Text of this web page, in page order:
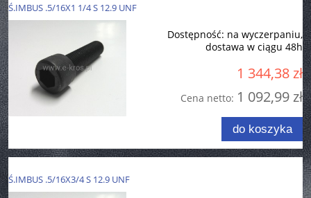
Ś.IMBUS .5/16X1 1/4 S 12.9 UNF
Dostępność: na wyczerpaniu,
dostawa w ciągu 48h
1 344,38 zł
Cena netto: 1 092,99 zł
do koszyka
Ś.IMBUS .5/16X3/4 S 12.9 UNF